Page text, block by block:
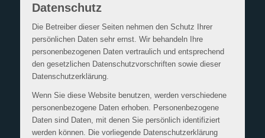
Datenschutz
Die Betreiber dieser Seiten nehmen den Schutz Ihrer
persönlichen Daten sehr ernst. Wir behandeln Ihre
personenbezogenen Daten vertraulich und entsprechend
den gesetzlichen Datenschutzvorschriften sowie dieser
Datenschutzerklärung.
Wenn Sie diese Website benutzen, werden verschiedene
personenbezogene Daten erhoben. Personenbezogene
Daten sind Daten, mit denen Sie persönlich identifiziert
werden können. Die vorliegende Datenschutzerklärung